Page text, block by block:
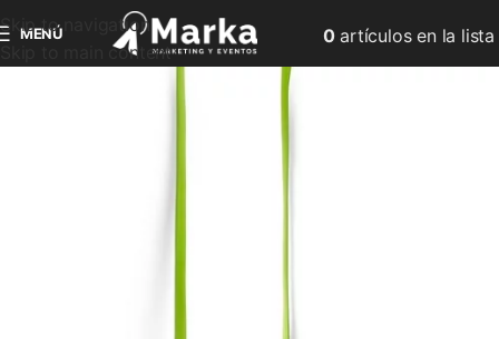
Skip to navigation
Skip to main content
MENÚ 0artículosen la lista